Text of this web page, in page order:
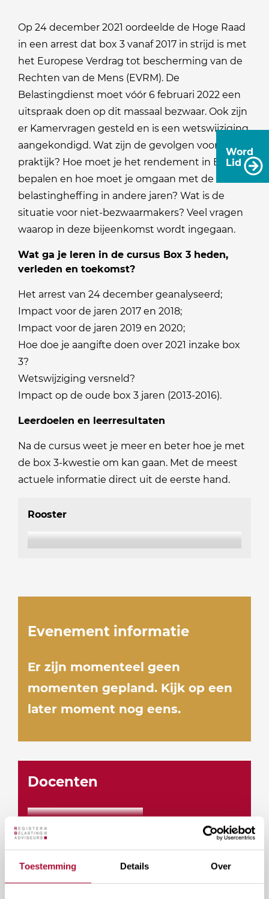
Toestemming Details Over
Word
Lid
Op 24 december 2021 oordeelde de Hoge Raad
in een arrest dat box 3 vanaf 2017 in strijd is met
het Europese Verdrag tot bescherming van de
Rechten van de Mens (EVRM). De
Belastingdienst moet vóór 6 februari 2022 een
uitspraak doen op dit massaal bezwaar. Ook zijn
er Kamervragen gesteld en is een wetswijziging
aangekondigd. Wat zijn de gevolgen voor de
praktijk? Hoe moet je het rendement in Box 3
bepalen en hoe moet je omgaan met de
belastingheffing in andere jaren? Wat is de
situatie voor niet-bezwaarmakers? Veel vragen
waarop in deze bijeenkomst wordt ingegaan.
Wat ga je leren in de cursus Box 3 heden,
verleden en toekomst?
Het arrest van 24 december geanalyseerd;
Impact voor de jaren 2017 en 2018;
Impact voor de jaren 2019 en 2020;
Hoe doe je aangifte doen over 2021 inzake box
3?
Wetswijziging versneld?
Impact op de oude box 3 jaren (2013-2016).
Leerdoelen en leerresultaten
Na de cursus weet je meer en beter hoe je met
de box 3-kwestie om kan gaan. Met de meest
actuele informatie direct uit de eerste hand.
Rooster
Evenement informatie
Er zijn momenteel geen
momenten gepland. Kijk op een
later moment nog eens.
Docenten
Vragen over deze cursus?